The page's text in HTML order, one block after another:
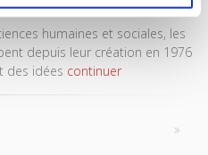
humaines et sociales, les
depuis leur création en 1976
des idées continuer